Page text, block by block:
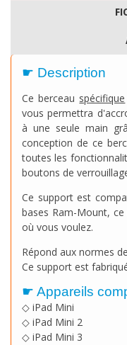
☛ Description
Ce berceau spécifique
vous permettra
à une seule main
conception de ce
toutes les
boutons de
Ce support est
bases Ram-Mount,
où vous voulez.
Répond aux normes
Ce support est
☛ Appareils
◇ iPad Mini
◇ iPad Mini 2
◇ iPad Mini 3